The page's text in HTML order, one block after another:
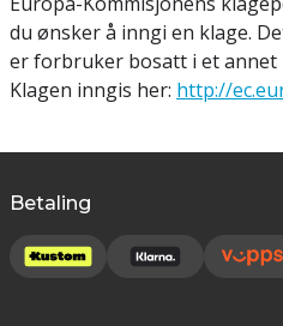
du ønsker å inngi en klage.
er forbruker bosatt i et annet
Klagen inngis her: http://
Betaling